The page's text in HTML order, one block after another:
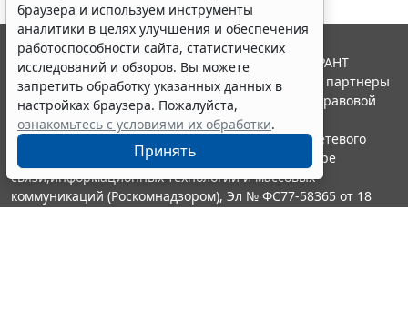
браузера и используем инструменты
аналитики в целях улучшения и обеспечения
работоспособности сайта, статистических
исследований и обзоров. Вы можете
запретить обработку указанных данных в
настройках браузера. Пожалуйста,
ознакомьтесь с условиями их обработки.
Принять
© ООО "НПП "ГАРАНТ-СЕРВИС", 2026. Система ГАРАНТ
выпускается с 1990 года. Компания "Гарант" и ее партнеры
являются участниками Российской ассоциации правовой
информации ГАРАНТ.
Портал ГАРАНТ.РУ зарегистрирован в качестве сетевого
издания Федеральной службой по надзору в сфере
связи,информационных технологий и массовых
коммуникаций (Роскомнадзором), Эл № ФС77-58365 от 18